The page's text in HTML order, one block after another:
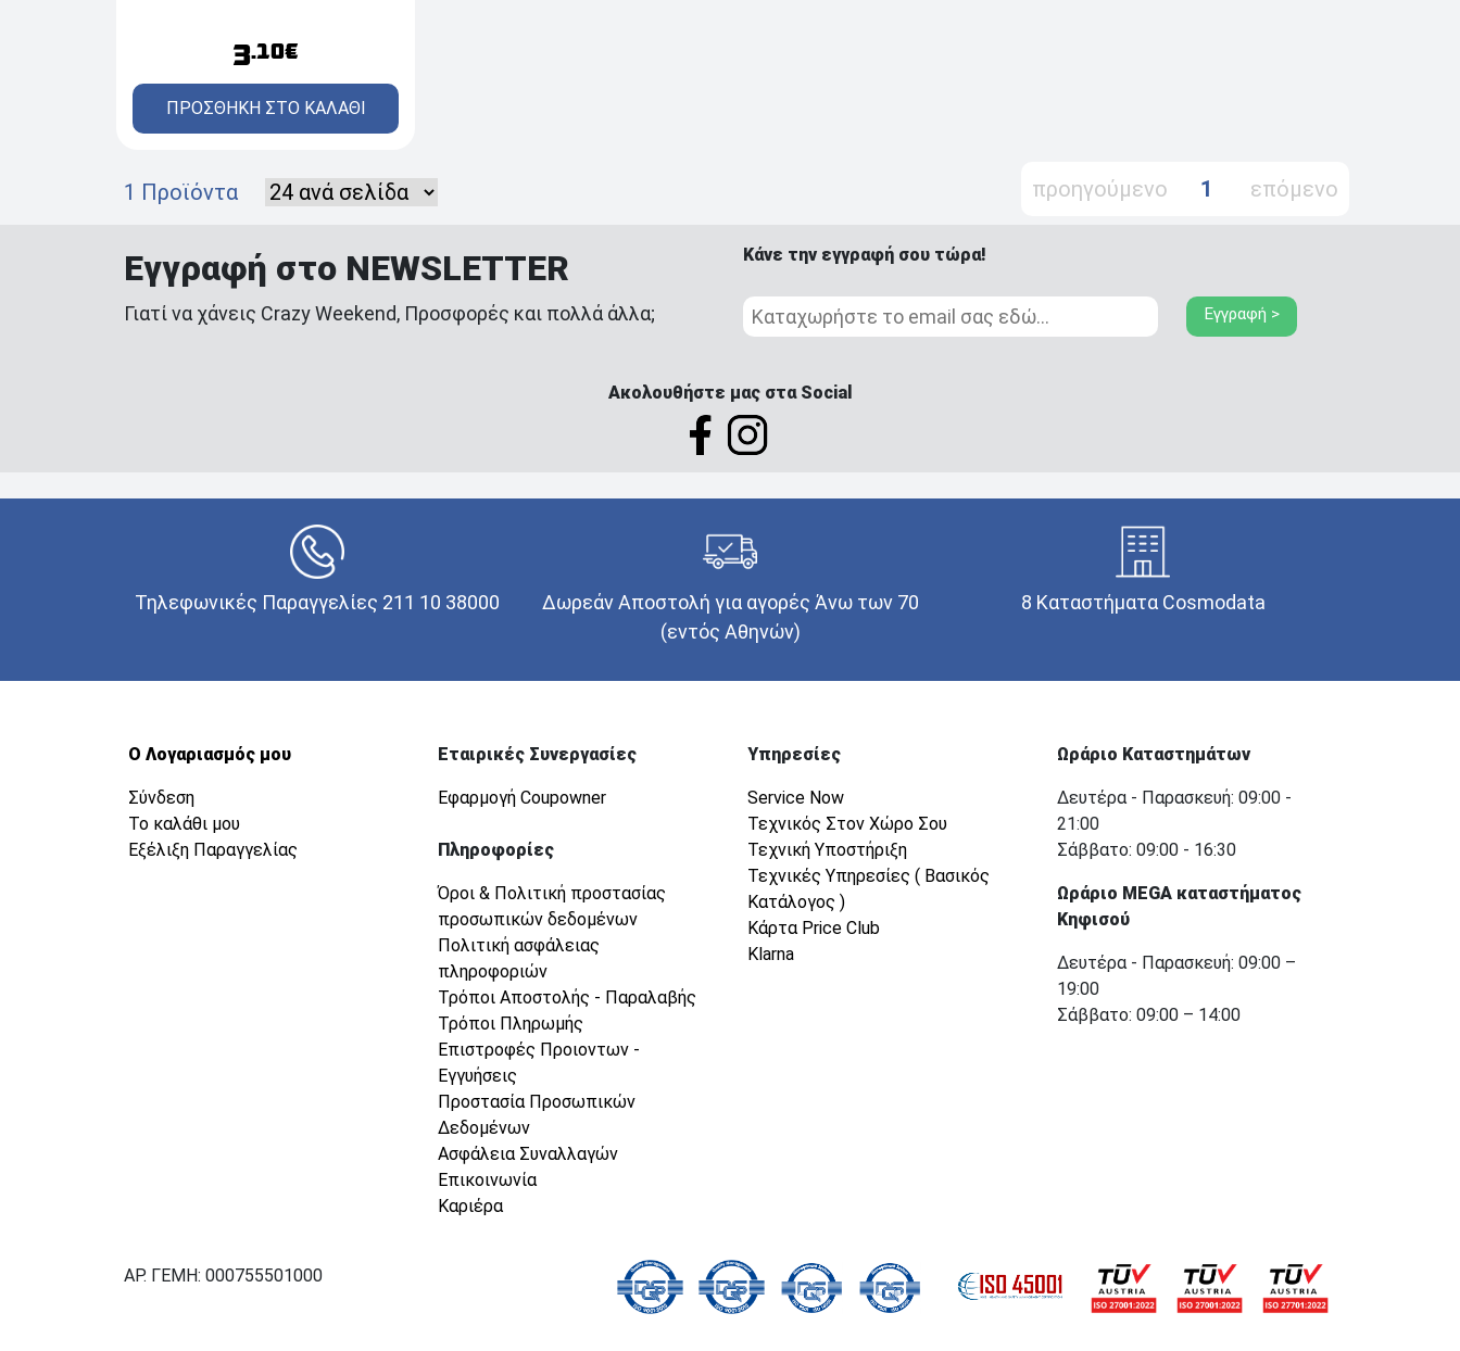
3.10€
ΠΡΟΣΘΗΚΗ ΣΤΟ ΚΑΛΑΘΙ
1 Προϊόντα προηγούμενο 1 επόμενο
Εγγραφή στο NEWSLETTER
Γιατί να χάνεις Crazy Weekend, Προσφορές και πολλά άλλα;
Κάνε την εγγραφή σου τώρα!
Εγγραφή >
Ακολουθήστε μας στα Social
Τηλεφωνικές Παραγγελίες 211 10 38000
Δωρεάν Αποστολή για αγορές Άνω των 70
(εντός Αθηνών)
8 Καταστήματα Cosmodata
Ο Λογαριασμός μου
Σύνδεση
Το καλάθι μου
Εξέλιξη Παραγγελίας
Εταιρικές Συνεργασίες
Εφαρμογή Coupowner
Πληροφορίες
Όροι & Πολιτική προστασίας
προσωπικών δεδομένων
Πολιτική ασφάλειας
πληροφοριών
Τρόποι Αποστολής - Παραλαβής
Τρόποι Πληρωμής
Επιστροφές Προιοντων -
Εγγυήσεις
Προστασία Προσωπικών
Δεδομένων
Ασφάλεια Συναλλαγών
Επικοινωνία
Καριέρα
Υπηρεσίες
Service Now
Τεχνικός Στον Χώρο Σου
Τεχνική Υποστήριξη
Τεχνικές Υπηρεσίες ( Βασικός
Κατάλογος )
Κάρτα Price Club
Klarna
Ωράριο Καταστημάτων
Δευτέρα - Παρασκευή: 09:00 -
21:00
Σάββατο: 09:00 - 16:30
Ωράριο MEGA καταστήματος
Κηφισού
Δευτέρα - Παρασκευή: 09:00 –
19:00
Σάββατο: 09:00 – 14:00
ΑΡ. ΓΕΜΗ: 000755501000